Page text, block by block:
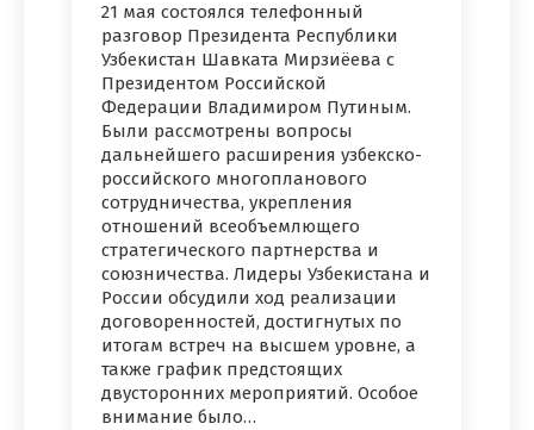
21 мая состоялся телефонный
разговор Президента Республики
Узбекистан Шавката Мирзиёева с
Президентом Российской
Федерации Владимиром Путиным.
Были рассмотрены вопросы
дальнейшего расширения узбекско-
российского многопланового
сотрудничества, укрепления
отношений всеобъемлющего
стратегического партнерства и
союзничества. Лидеры Узбекистана и
России обсудили ход реализации
договоренностей, достигнутых по
итогам встреч на высшем уровне, а
также график предстоящих
двусторонних мероприятий. Особое
внимание было…